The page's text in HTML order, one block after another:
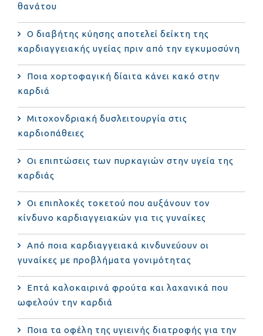
θανάτου
Ο διαβήτης κύησης αποτελεί δείκτη της
καρδιαγγειακής υγείας πριν από την εγκυμοσύνη
Ποια χορτοφαγική δίαιτα κάνει κακό στην
καρδιά
Μιτοχονδριακή δυσλειτουργία στις
καρδιοπάθειες
Οι επιπτώσεις των πυρκαγιών στην υγεία της
καρδιάς
Οι επιπλοκές τοκετού που αυξάνουν τον
κίνδυνο καρδιαγγειακών για τις γυναίκες
Από ποια καρδιαγγειακά κινδυνεύουν οι
γυναίκες με προβλήματα γονιμότητας
Επτά καλοκαιρινά φρούτα και λαχανικά που
ωφελούν την καρδιά
Ποια τα οφέλη της υγιεινής διατροφής για την